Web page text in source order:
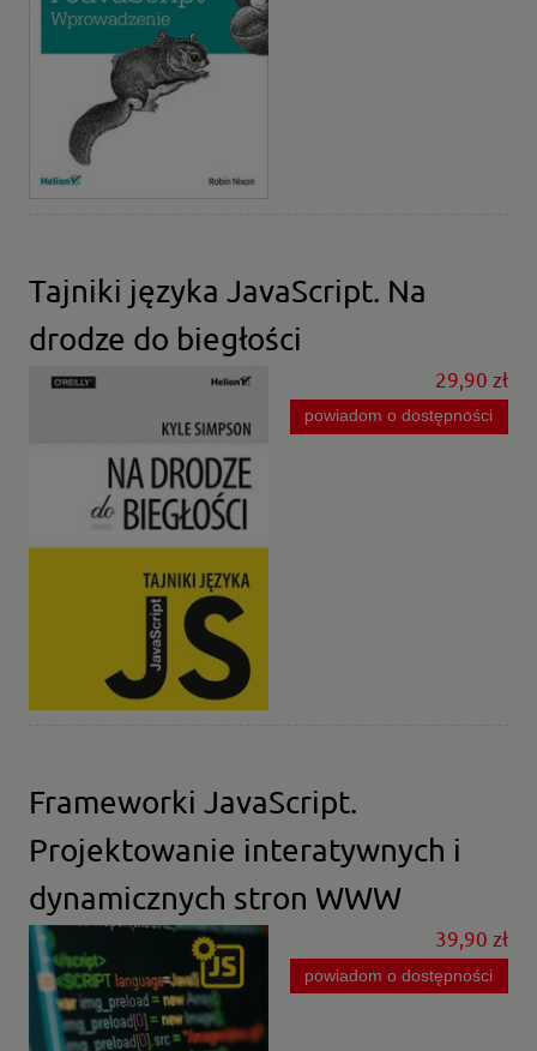
Tajniki języka JavaScript. Na
drodze do biegłości
29,90 zł
powiadom o dostępności
Frameworki JavaScript.
Projektowanie interatywnych i
dynamicznych stron WWW
39,90 zł
powiadom o dostępności